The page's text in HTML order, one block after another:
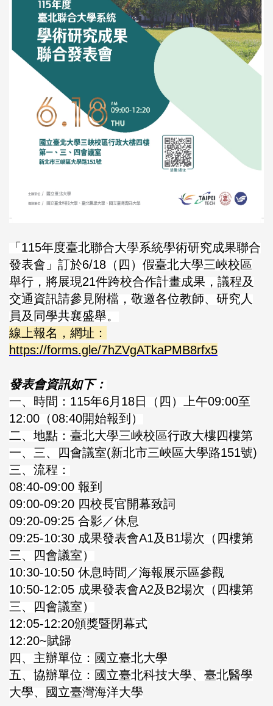
「115年度臺北聯合大學系統學術研究成果聯合
發表會」訂於6/18（四）假臺北大學三峽校區
舉行，將展現21件跨校合作計畫成果，議程及
交通資訊請參見附檔，敬邀各位教師、研究人
員及同學共襄盛舉。
線上報名，網址：
https://forms.gle/7hZVgATkaPMB8rfx5
發表會資訊如下：
一、時間：115年6月18日（四）上午09:00至
12:00（08:40開始報到）
二、地點：臺北大學三峽校區行政大樓四樓第
一、三、四會議室(新北市三峽區大學路151號)
三、流程：
08:40-09:00 報到
09:00-09:20 四校長官開幕致詞
09:20-09:25 合影／休息
09:25-10:30 成果發表會A1及B1場次（四樓第
三、四會議室）
10:30-10:50 休息時間／海報展示區參觀
10:50-12:05 成果發表會A2及B2場次（四樓第
三、四會議室）
12:05-12:20頒獎暨閉幕式
12:20~賦歸
四、主辦單位：國立臺北大學
五、協辦單位：國立臺北科技大學、臺北醫學
大學、國立臺灣海洋大學